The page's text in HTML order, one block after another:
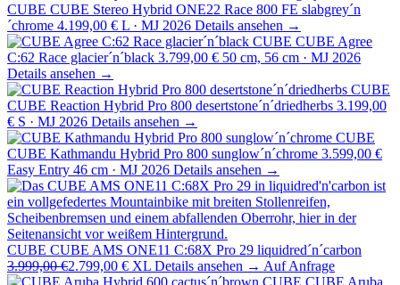
CUBE CUBE Stereo Hybrid ONE22 Race 800 FE slabgrey´n
´chrome 4.199,00 € L · MJ 2026 Details ansehen →
CUBE CUBE Agree
C:62 Race glacier´n´black 3.799,00 € 50 cm, 56 cm · MJ 2026
Details ansehen →
CUBE
CUBE Reaction Hybrid Pro 800 desertstone´n´driedherbs 3.199,00
€ S · MJ 2026 Details ansehen →
CUBE
CUBE Kathmandu Hybrid Pro 800 sunglow´n´chrome 3.599,00 €
Easy Entry 46 cm · MJ 2026 Details ansehen →
CUBE CUBE AMS ONE11 C:68X Pro 29 liquidred´n´carbon
3.999,00 €2.799,00 € XL Details ansehen → Auf Anfrage
CUBE CUBE Aruba